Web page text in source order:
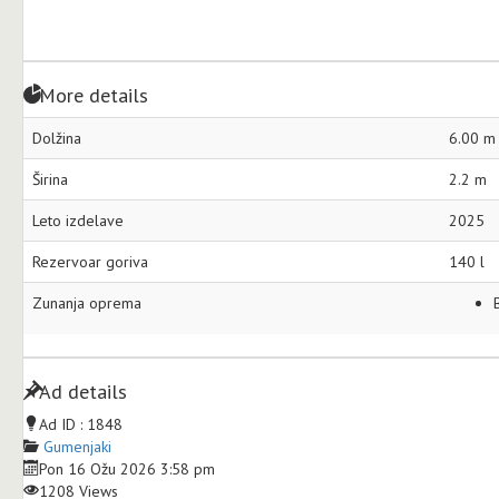
More details
Dolžina 6.00 m
Širina 2.2 m
Leto izdelave 2025
Rezervoar goriva 140 l
Zunanja oprema
Ad details
Ad ID : 1848
Gumenjaki
Pon 16 Ožu 2026 3:58 pm
1208 Views